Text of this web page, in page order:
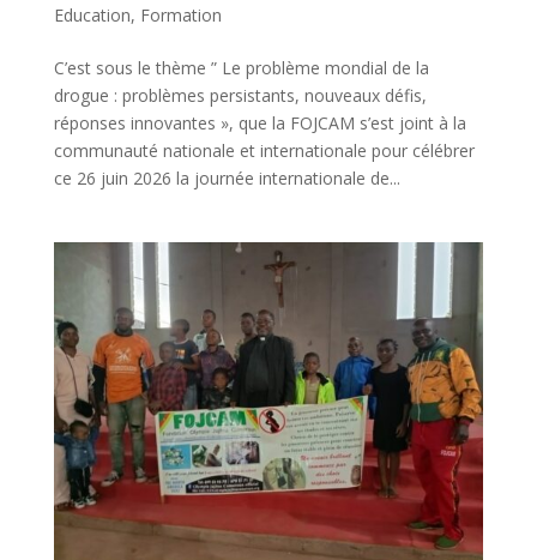
Education, Formation
C’est sous le thème ” Le problème mondial de la
drogue : problèmes persistants, nouveaux défis,
réponses innovantes », que la FOJCAM s’est joint à la
communauté nationale et internationale pour célébrer
ce 26 juin 2026 la journée internationale de...